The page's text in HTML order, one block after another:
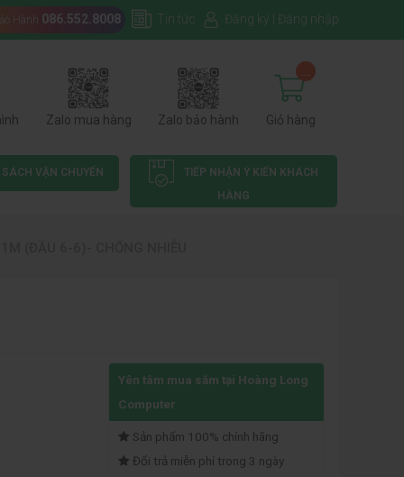
Hành 086.552.8008 Tin tức Đăng ký Đăng nhập
Zalo mua hàng Zalo bảo hành Giỏ hàng
VẬN CHUYỂN
TIẾP NHẬN Ý KIẾN KHÁCH
HÀNG
Yên tâm mua sắm tại Hoàng Long
Computer
Sản phẩm 100% chính hãng
Đổi trả miễn phí trong 3 ngày